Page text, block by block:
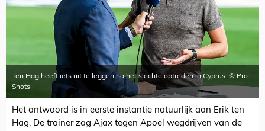
Ten Hag heeft iets uit te leggen na het slechte optreden in Cyprus. © Pro
Shots
Het antwoord is in eerste instantie natuurlijk aan Erik ten
Hag. De trainer zag Ajax tegen Apoel wegdrijven van de